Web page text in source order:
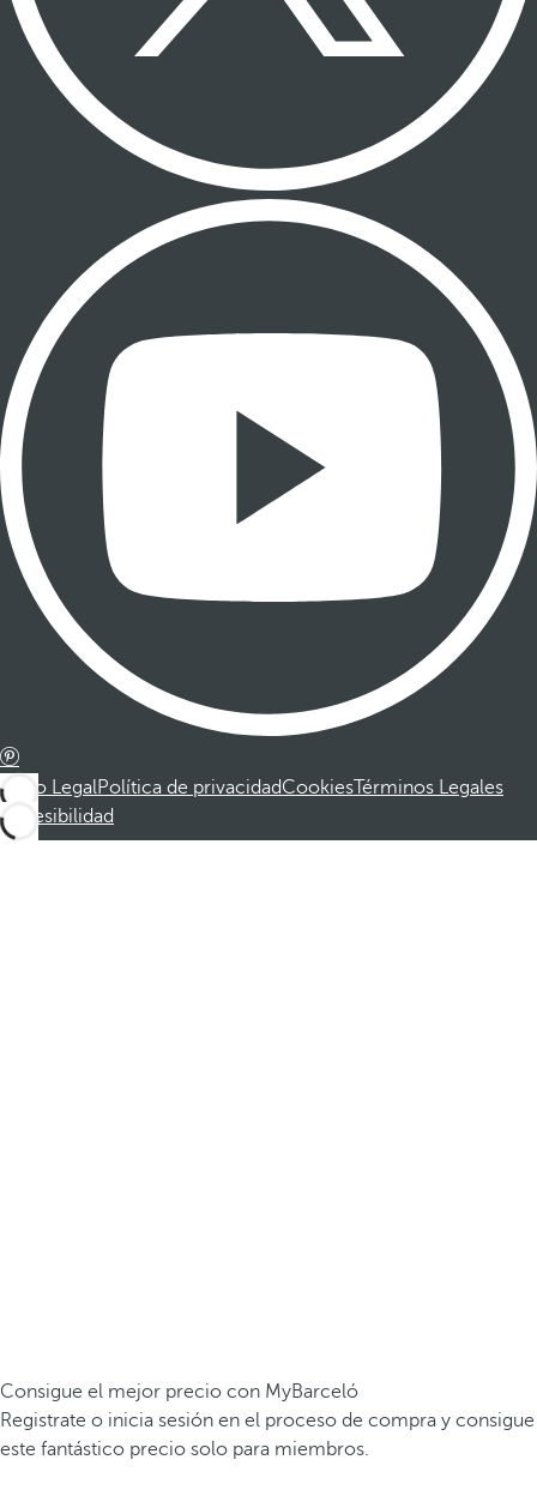
Aviso LegalPolítica de privacidadCookiesTérminos Legales
Accesibilidad
Consigue el mejor precio con MyBarceló
Registrate o inicia sesión en el proceso de compra y consigue
este fantástico precio solo para miembros.